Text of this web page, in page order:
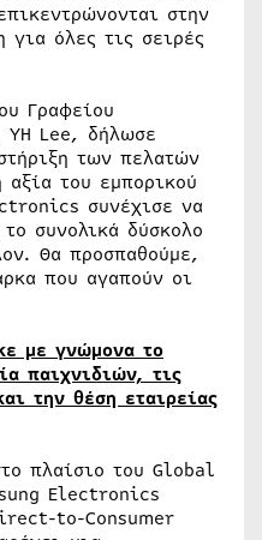
στην
για όλες τις σειρές
Γραφείου
YH Lee, δήλωσε
των πελατών
του εμπορικού
συνέχισε να
συνολικά δύσκολο
Θα προσπαθούμε,
που αγαπούν οι
με γνώμονα το
παιχνιδιών, τις
την θέση εταιρείας
πλαίσιο του Global
Electronics
to-Consumer